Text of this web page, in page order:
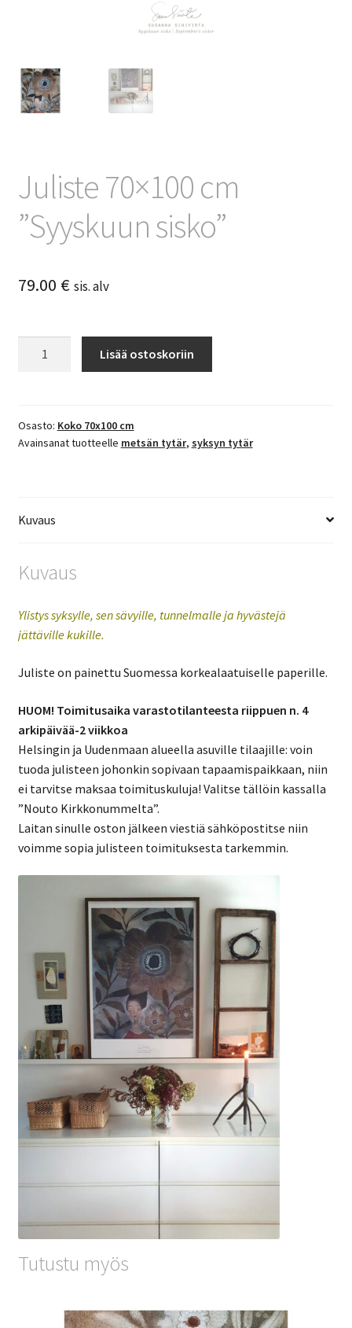
Juliste 70×100 cm
”Syyskuun sisko”
79.00 € sis. alv
sisko"
määrä
Lisää ostoskoriin
Osasto: Koko 70x100 cm
Avainsanat tuotteelle metsän tytär, syksyn tytär
Kuvaus
Kuvaus
Ylistys syksylle, sen sävyille, tunnelmalle ja hyvästejä
jättäville kukille.
Juliste on painettu Suomessa korkealaatuiselle paperille.
HUOM! Toimitusaika varastotilanteesta riippuen n. 4
arkipäivää-2 viikkoa
Helsingin ja Uudenmaan alueella asuville tilaajille: voin
tuoda julisteen johonkin sopivaan tapaamispaikkaan, niin
ei tarvitse maksaa toimituskuluja! Valitse tällöin kassalla
”Nouto Kirkkonummelta”.
Laitan sinulle oston jälkeen viestiä sähköpostitse niin
voimme sopia julisteen toimituksesta tarkemmin.
Tutustu myös